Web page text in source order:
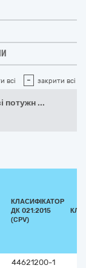
всі - закрити всі
потужн ...
КЛАСИФІКАТОР
ДК 021:2015
(CPV)
44621200-1